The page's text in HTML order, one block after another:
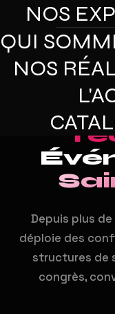
NOS
QUI
NOS
INGÉNIERIE
Depuis plus
déploie des
structures de
congrès,